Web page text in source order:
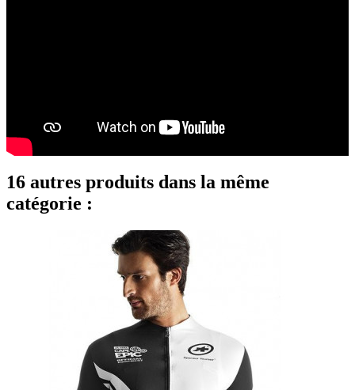
16 autres produits dans la même
catégorie :